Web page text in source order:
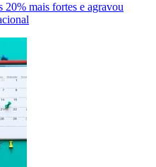
mais fortes e agravou